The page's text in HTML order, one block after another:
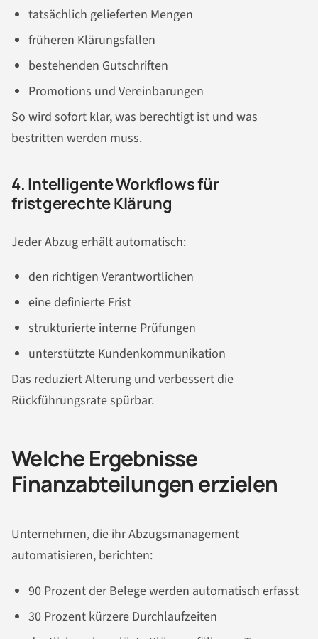
tatsächlich gelieferten Mengen
früheren Klärungsfällen
bestehenden Gutschriften
Promotions und Vereinbarungen
So wird sofort klar, was berechtigt ist und was
bestritten werden muss.
4. Intelligente Workflows für
fristgerechte Klärung
Jeder Abzug erhält automatisch:
den richtigen Verantwortlichen
eine definierte Frist
strukturierte interne Prüfungen
unterstützte Kundenkommunikation
Das reduziert Alterung und verbessert die
Rückführungsrate spürbar.
Welche Ergebnisse
Finanzabteilungen erzielen
Unternehmen, die ihr Abzugsmanagement
automatisieren, berichten:
90 Prozent der Belegewerden automatisch erfasst
30 Prozent kürzere Durchlaufzeiten